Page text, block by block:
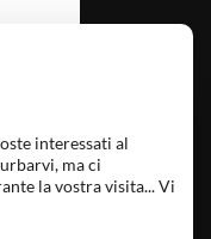
interessati al
ma ci
la vostra visita... Vi